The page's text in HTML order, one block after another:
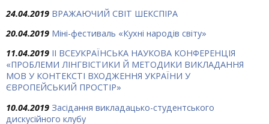
24.04.2019 ВРАЖАЮЧИЙ СВІТ ШЕКСПІРА
20.04.2019 Міні-фестиваль «Кухні народів світу»
11.04.2019 ІІ ВСЕУКРАЇНСЬКА НАУКОВА КОНФЕРЕНЦІЯ
«ПРОБЛЕМИ ЛІНГВІСТИКИ Й МЕТОДИКИ ВИКЛАДАННЯ
МОВ У КОНТЕКСТІ ВХОДЖЕННЯ УКРАЇНИ У
ЄВРОПЕЙСЬКИЙ ПРОСТІР»
10.04.2019 Засідання викладацько-студентського
дискусійного клубу